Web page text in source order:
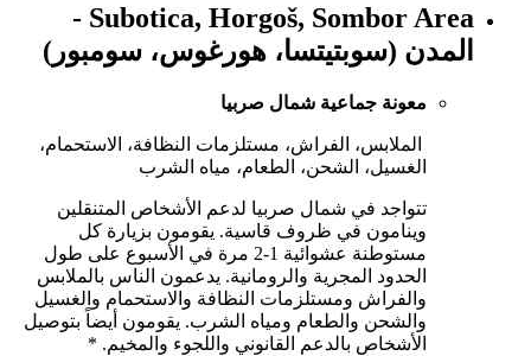
Subotica, Horgoš, Sombor Area -
المدن (سوبتيتسا، هورغوس، سومبور)
معونة جماعية شمال صربيا
الملابس، الفراش، مستلزمات النظافة، الاستحمام،
الغسيل، الشحن، الطعام، مياه الشرب
تتواجد في شمال صربيا لدعم الأشخاص المتنقلين
وينامون في ظروف قاسية. يقومون بزيارة كل
مستوطنة عشوائية 1-2 مرة في الأسبوع على طول
الحدود المجرية والرومانية. يدعمون الناس بالملابس
والفراش ومستلزمات النظافة والاستحمام والغسيل
والشحن والطعام ومياه الشرب. يقومون أيضاً بتوصيل
الأشخاص بالدعم القانوني واللجوء والمخيم. *